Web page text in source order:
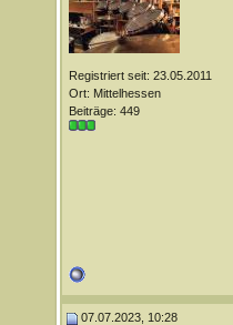
Registriert seit: 23.05.2011
Ort: Mittelhessen
Beiträge: 449
07.07.2023, 10:28